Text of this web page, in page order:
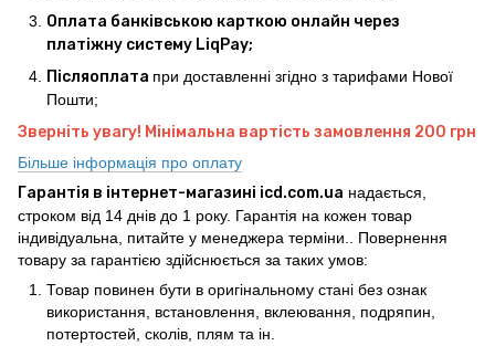
Оплата банківською карткою онлайн через
платіжну систему LiqPay;
Післяоплата при доставленні згідно з тарифами Нової
Пошти;
Зверніть увагу! Мінімальна вартість замовлення 200 грн
Більше інформація про оплату
Гарантія в інтернет-магазині icd.com.ua надається,
строком від 14 днів до 1 року. Гарантія на кожен товар
індивідуальна, питайте у менеджера терміни.. Повернення
товару за гарантією здійснюється за таких умов:
Товар повинен бути в оригінальному стані без ознак
використання, встановлення, вклеювання, подряпин,
потертостей, сколів, плям та ін.